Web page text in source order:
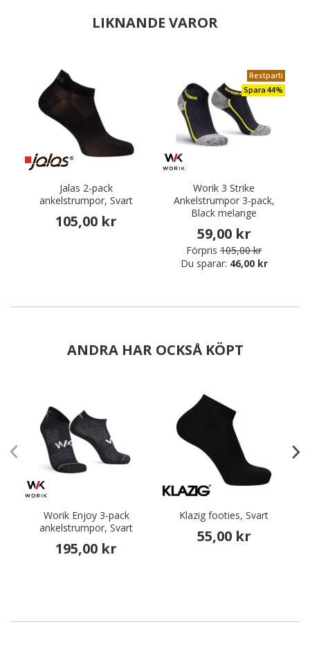
LIKNANDE VAROR
Jalas 2-pack
ankelstrumpor, Svart
105,00 kr
Restparti
Spara 44%
Worik 3 Strike
Ankelstrumpor 3-pack,
Black melange
59,00 kr
Förpris 105,00 kr
Du sparar: 46,00 kr
ANDRA HAR OCKSÅ KÖPT
Worik Enjoy 3-pack
ankelstrumpor, Svart
195,00 kr
Klazig footies, Svart
55,00 kr